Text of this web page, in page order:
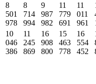
8
501
978
8
714
994
9
987
982
11
779
691
11
011
961
10
046
386
11
245
869
16
908
800
15
463
778
16
554
452